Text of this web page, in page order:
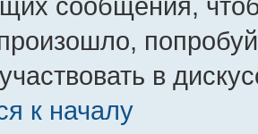
в
к началу